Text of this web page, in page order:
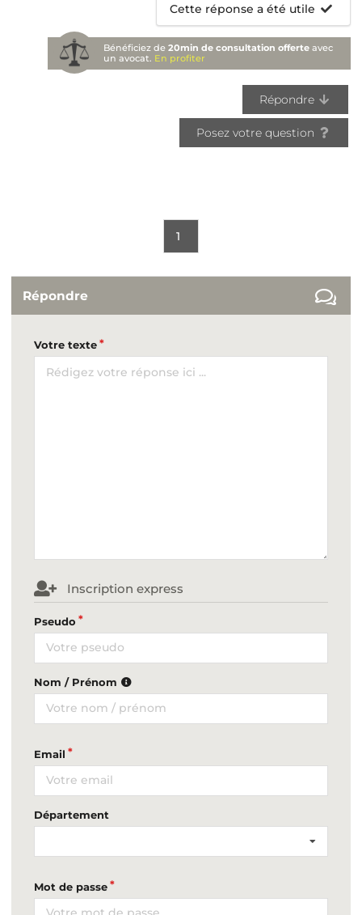
Cette réponse a été utile
Bénéficiez de20min de consultation offerte avec
un avocat. En profiter
Répondre
Posez votre question
1
Répondre
Votre texte
Inscription express
Pseudo
Nom / Prénom
Email
Département
Mot de passe